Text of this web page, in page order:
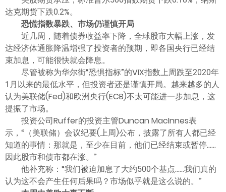
达克期货下跌0.2%。
恐慌指数暴跌、市场仍谨慎开局
近几周，随着债券收益率下降，全球股市大幅上涨，发
达经济体通胀降温增强了投资者的预期，即各国央行已经结
束加息，可能很快就会降息。
尽管被称为华尔街“恐惧指标”的VIX指数上周跌至2020年
1月以来的最低水平，但投资者还是谨慎开局。越来越多的人
认为美联储(Fed)和欧洲央行(ECB)不太可能进一步加息，这
提振了市场。
投资公司Ruffer的投资主管Duncan MacInnes表
示，“（美联储）会议纪要(上周)公布，披露了所有人都已经
知道的事情：那就是，至少在目前，他们已经结束或暂停……
因此股市和债市都在涨。”
他补充称：“我们被迫加息了大约500个基点……我们真的
认为这不会产生任何后果吗？市场似乎就是这么说的。”